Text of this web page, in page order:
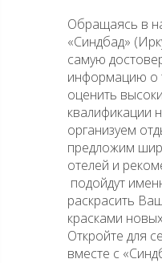
Обращаясь в
«Синдбад»
самую
информацию о
оценить
квалификации
организуем
предложим
отелей и
подойдут
раскрасить
красками
Откройте для
вместе с